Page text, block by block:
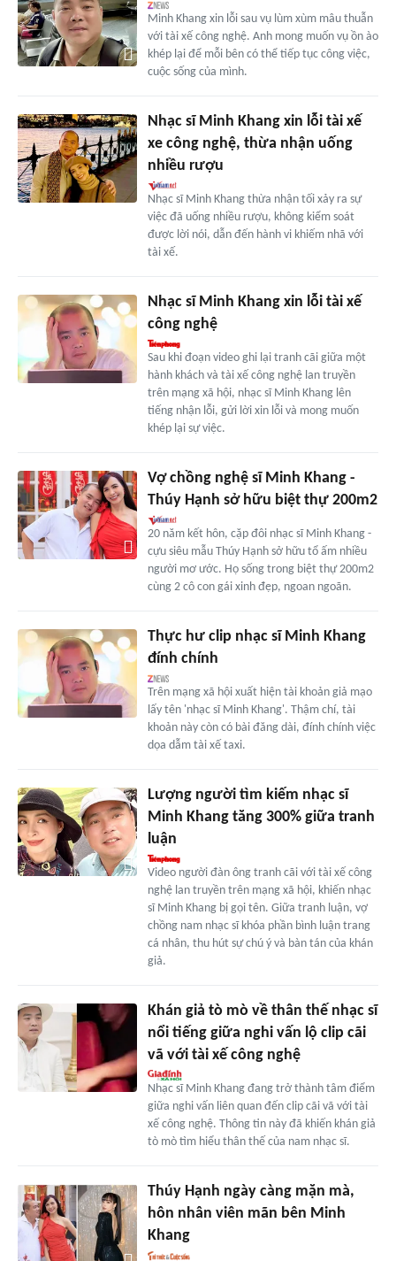
Minh Khang xin lỗi sau vụ lùm xùm mâu thuẫn
với tài xế công nghệ. Anh mong muốn vụ ồn ào
khép lại để mỗi bên có thể tiếp tục công việc,
cuộc sống của mình.
Nhạc sĩ Minh Khang xin lỗi tài xế
xe công nghệ, thừa nhận uống
nhiều rượu
Nhạc sĩ Minh Khang thừa nhận tối xảy ra sự
việc đã uống nhiều rượu, không kiểm soát
được lời nói, dẫn đến hành vi khiếm nhã với
tài xế.
Nhạc sĩ Minh Khang xin lỗi tài xế
công nghệ
Sau khi đoạn video ghi lại tranh cãi giữa một
hành khách và tài xế công nghệ lan truyền
trên mạng xã hội, nhạc sĩ Minh Khang lên
tiếng nhận lỗi, gửi lời xin lỗi và mong muốn
khép lại sự việc.
Vợ chồng nghệ sĩ Minh Khang -
Thúy Hạnh sở hữu biệt thự 200m2
20 năm kết hôn, cặp đôi nhạc sĩ Minh Khang -
cựu siêu mẫu Thúy Hạnh sở hữu tổ ấm nhiều
người mơ ước. Họ sống trong biệt thự 200m2
cùng 2 cô con gái xinh đẹp, ngoan ngoãn.
Thực hư clip nhạc sĩ Minh Khang
đính chính
Trên mạng xã hội xuất hiện tài khoản giả mạo
lấy tên 'nhạc sĩ Minh Khang'. Thậm chí, tài
khoản này còn có bài đăng dài, đính chính việc
dọa dẫm tài xế taxi.
Lượng người tìm kiếm nhạc sĩ
Minh Khang tăng 300% giữa tranh
luận
Video người đàn ông tranh cãi với tài xế công
nghệ lan truyền trên mạng xã hội, khiến nhạc
sĩ Minh Khang bị gọi tên. Giữa tranh luận, vợ
chồng nam nhạc sĩ khóa phần bình luận trang
cá nhân, thu hút sự chú ý và bàn tán của khán
giả.
Khán giả tò mò về thân thế nhạc sĩ
nổi tiếng giữa nghi vấn lộ clip cãi
vã với tài xế công nghệ
Nhạc sĩ Minh Khang đang trở thành tâm điểm
giữa nghi vấn liên quan đến clip cãi vã với tài
xế công nghệ. Thông tin này đã khiến khán giả
tò mò tìm hiểu thân thế của nam nhạc sĩ.
Thúy Hạnh ngày càng mặn mà,
hôn nhân viên mãn bên Minh
Khang